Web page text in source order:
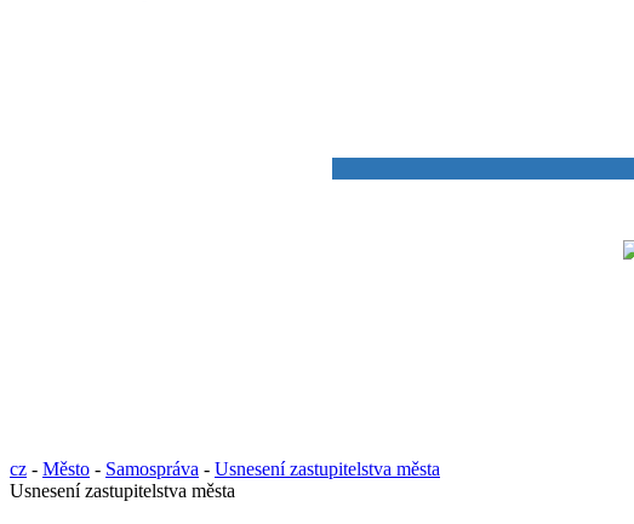
cz - Město - Samospráva - Usnesení zastupitelstva města
Usnesení zastupitelstva města